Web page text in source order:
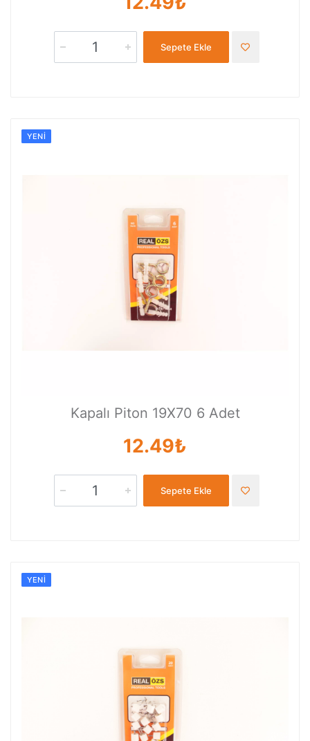
Sepete Ekle
YENI
Kapalı Piton 19X70 6 Adet
12.49₺
Sepete Ekle
YENI